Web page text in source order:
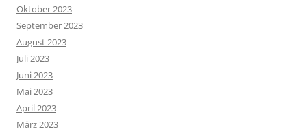
Oktober 2023
September 2023
August 2023
Juli 2023
Juni 2023
Mai 2023
April 2023
März 2023